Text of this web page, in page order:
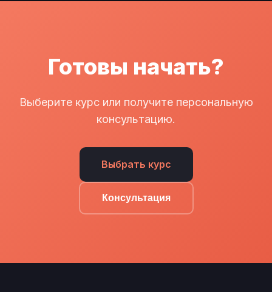
Готовы начать?
Выберите курс или получите персональную
консультацию.
Выбрать курс
Консультация